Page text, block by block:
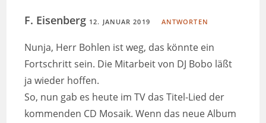
F. Eisenberg 12. JANUAR 2019 ANTWORTEN
Nunja, Herr Bohlen ist weg, das könnte ein
Fortschritt sein. Die Mitarbeit von DJ Bobo läßt
ja wieder hoffen.
So, nun gab es heute im TV das Titel-Lied der
kommenden CD Mosaik. Wenn das neue Album